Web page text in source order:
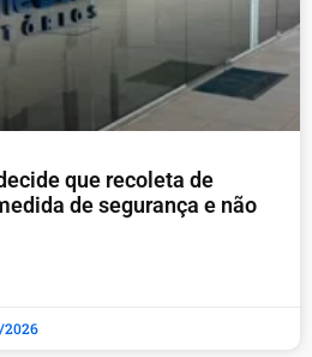
que recoleta de
de segurança e não